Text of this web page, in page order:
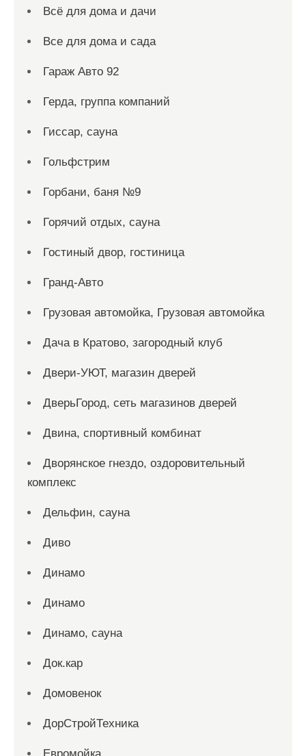
Всё для дома и дачи
Все для дома и сада
Гараж Авто 92
Герда, группа компаний
Гиссар, сауна
Гольфстрим
Горбани, баня №9
Горячий отдых, сауна
Гостиный двор, гостиница
Гранд-Авто
Грузовая автомойка, Грузовая автомойка
Дача в Кратово, загородный клуб
Двери-УЮТ, магазин дверей
ДверьГород, сеть магазинов дверей
Двина, спортивный комбинат
Дворянское гнездо, оздоровительный
комплекс
Дельфин, сауна
Диво
Динамо
Динамо
Динамо, сауна
Док.кар
Домовенок
ДорСтройТехника